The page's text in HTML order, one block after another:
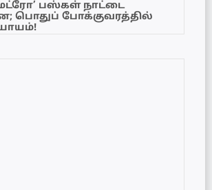
பஸ்கள் நாட்டை
பொதுப் போக்குவரத்தில்